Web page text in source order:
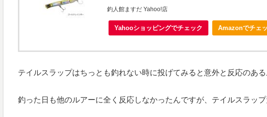
釣人館ますだ Yahoo!店
Yahooショッピングでチェック Amazonでチェ
テイルスラップはちっとも釣れない時に投げてみると意外と反応のある
釣った日も他のルアーに全く反応しなかったんですが、テイルスラップ